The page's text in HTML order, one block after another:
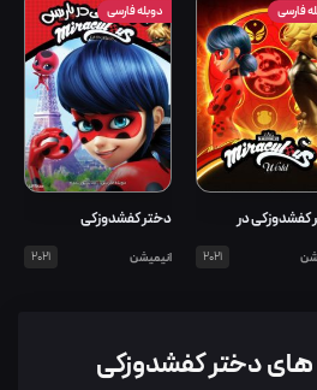
فارسی
کفشدوزکی در
2021
دوبله فارسی
دختر کفشدوزکی
انیمیشن 2021
دختر کفشدوزکی